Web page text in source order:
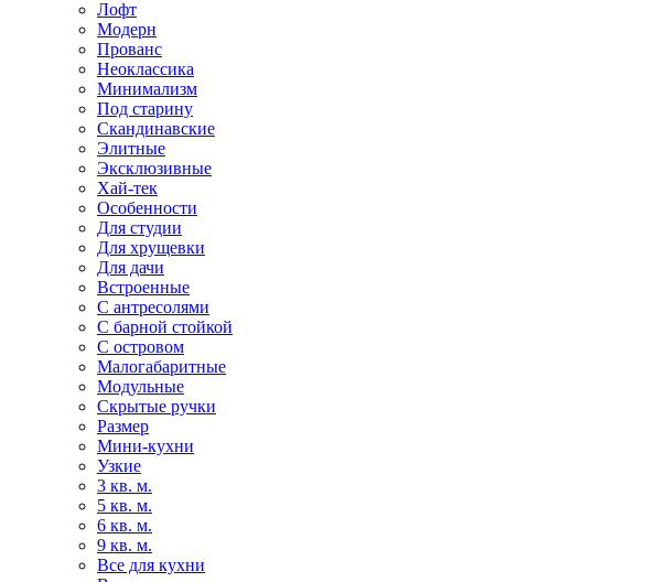
Лофт
Модерн
Прованс
Неоклассика
Минимализм
Под старину
Скандинавские
Элитные
Эксклюзивные
Хай-тек
Особенности
Для студии
Для хрущевки
Для дачи
Встроенные
С антресолями
С барной стойкой
С островом
Малогабаритные
Модульные
Скрытые ручки
Размер
Мини-кухни
Узкие
3 кв. м.
5 кв. м.
6 кв. м.
9 кв. м.
Все для кухни